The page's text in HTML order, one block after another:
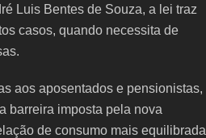
Luis Bentes de Souza, a lei traz
casos, quando necessita de
aos aposentados e pensionistas,
barreira imposta pela nova
de consumo mais equilibrada